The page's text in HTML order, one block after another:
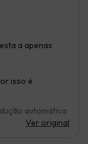
a apenas
isso é
automática
Ver original